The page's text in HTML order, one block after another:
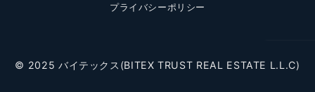
プライバシーポリシー
© 2025 バイテックス(BITEX TRUST REAL ESTATE L.L.C)